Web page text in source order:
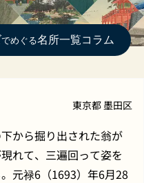
でめぐる名所一覧コラム
東京都 墨田区
から掘り出された翁が
れて、三遍回って姿を
元禄6（1693）年6月28